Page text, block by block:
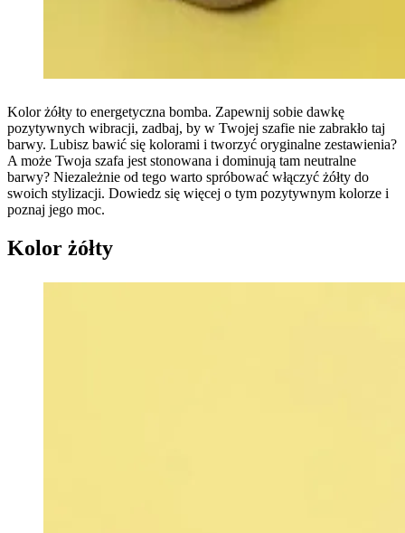
Kolor żółty to energetyczna bomba. Zapewnij sobie dawkę
pozytywnych wibracji, zadbaj, by w Twojej szafie nie zabrakło taj
barwy. Lubisz bawić się kolorami i tworzyć oryginalne zestawienia?
A może Twoja szafa jest stonowana i dominują tam neutralne
barwy? Niezależnie od tego warto spróbować włączyć żółty do
swoich stylizacji. Dowiedz się więcej o tym pozytywnym kolorze i
poznaj jego moc.
Kolor żółty